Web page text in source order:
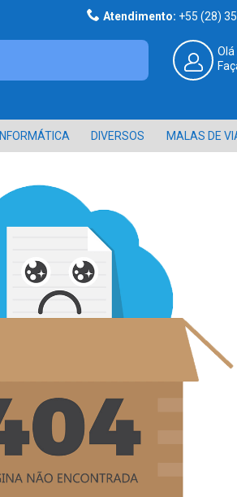
Atendimento: +55 (28)
INFORMÁTICA DIVERSOS MALAS DE